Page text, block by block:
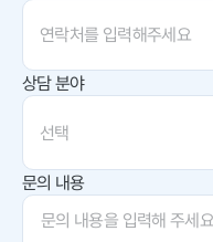
상담 분야
선택
문의 내용